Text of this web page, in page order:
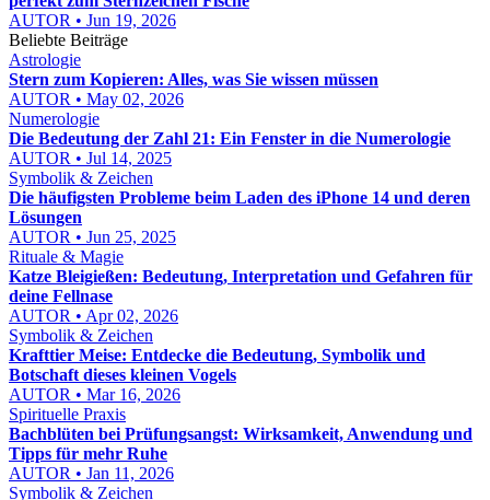
AUTOR • Jun 19, 2026
Beliebte Beiträge
Astrologie
Stern zum Kopieren: Alles, was Sie wissen müssen
AUTOR • May 02, 2026
Numerologie
Die Bedeutung der Zahl 21: Ein Fenster in die Numerologie
AUTOR • Jul 14, 2025
Symbolik & Zeichen
Die häufigsten Probleme beim Laden des iPhone 14 und deren
Lösungen
AUTOR • Jun 25, 2025
Rituale & Magie
Katze Bleigießen: Bedeutung, Interpretation und Gefahren für
deine Fellnase
AUTOR • Apr 02, 2026
Symbolik & Zeichen
Krafttier Meise: Entdecke die Bedeutung, Symbolik und
Botschaft dieses kleinen Vogels
AUTOR • Mar 16, 2026
Spirituelle Praxis
Bachblüten bei Prüfungsangst: Wirksamkeit, Anwendung und
Tipps für mehr Ruhe
AUTOR • Jan 11, 2026
Symbolik & Zeichen